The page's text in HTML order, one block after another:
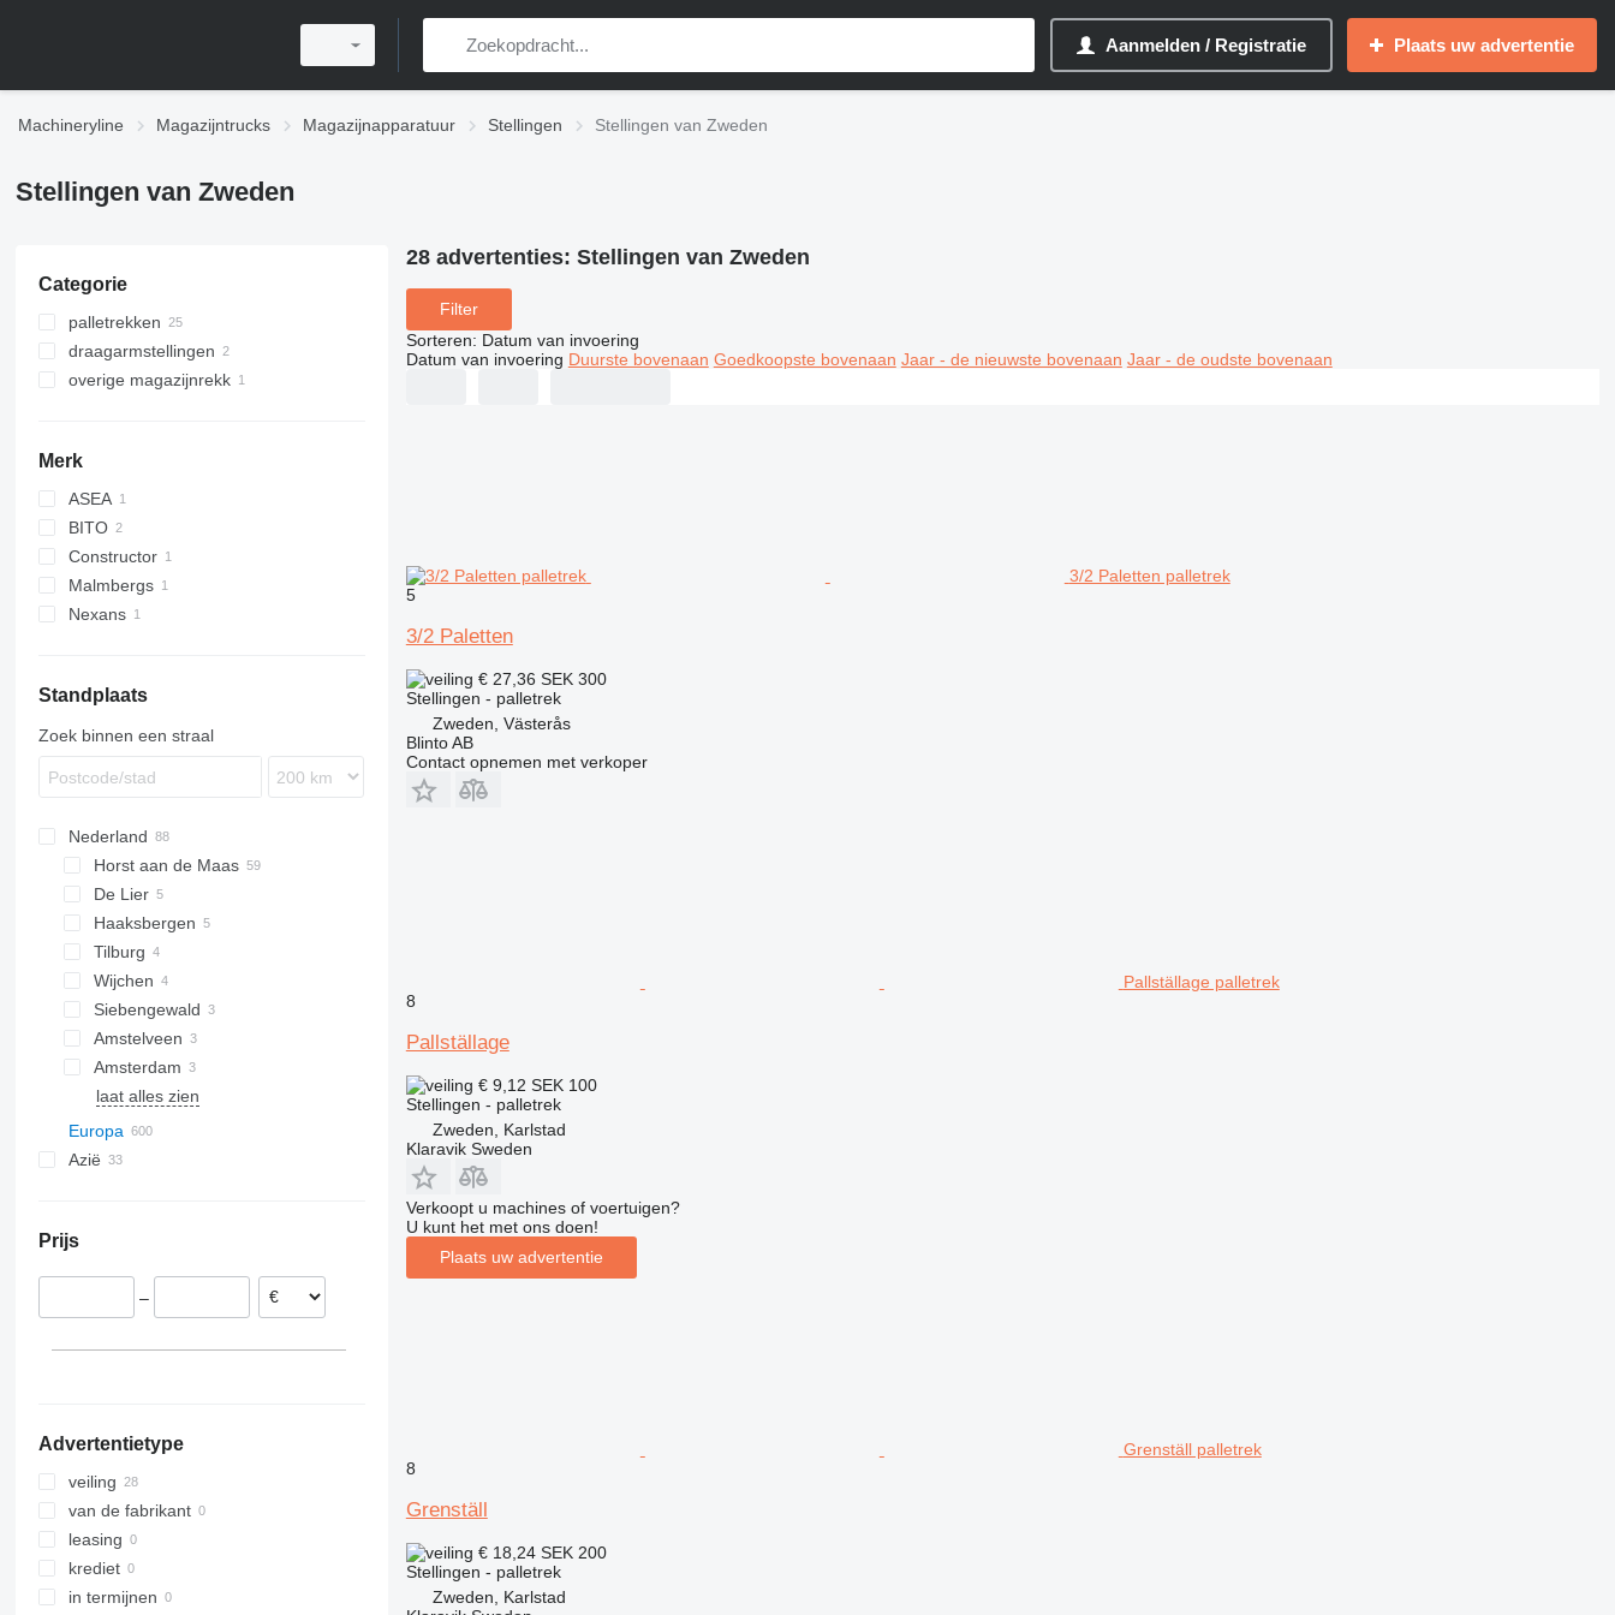
Aanmelden / Registratie Plaats uw advertentie
Machineryline Magazijntrucks Magazijnapparatuur Stellingen Stellingen van Zweden
Stellingen van Zweden
Categorie
palletrekken
draagarmstellingen
overige magazijnrekk
Merk
ASEA
BITO
Constructor
Malmbergs
Nexans
Standplaats
Zoek binnen een straal
Nederland
Horst aan de Maas
De Lier
Haaksbergen
Tilburg
Wijchen
Siebengewald
Amstelveen
Amsterdam
laat alles zien
Europa
Svängsta
Västerås
België
Verenigd Koninkrijk
Azië
Prijs
–
Advertentietype
veiling
van de fabrikant
leasing
krediet
in termijnen
28 advertenties: Stellingen van Zweden
Filter
Sorteren: Datum van invoering
Datum van invoering Duurste bovenaan Goedkoopste bovenaan Jaar - de nieuwste bovenaan Jaar - de oudste bovenaan
3/2 Paletten palletrek
5
3/2 Paletten
€ 27,36 SEK 300
Stellingen - palletrek
Zweden, Västerås
Blinto AB
Contact opnemen met verkoper
Pallställage palletrek
8
Pallställage
€ 9,12 SEK 100
Stellingen - palletrek
Zweden, Karlstad
Klaravik Sweden
Verkoopt u machines of voertuigen?
U kunt het met ons doen!
Plaats uw advertentie
Grenställ palletrek
8
Grenställ
€ 18,24 SEK 200
Stellingen - palletrek
Zweden, Karlstad